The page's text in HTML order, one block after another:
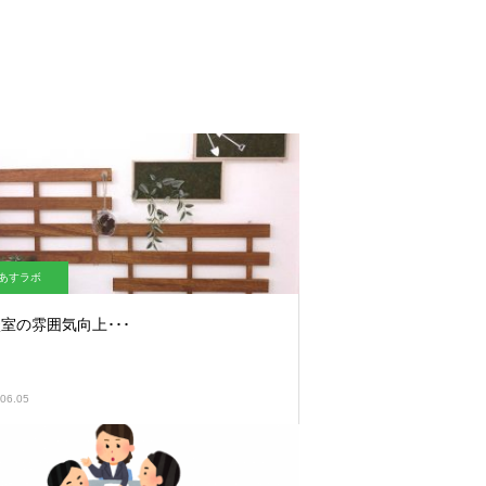
すラボ
の雰囲気向上･･･